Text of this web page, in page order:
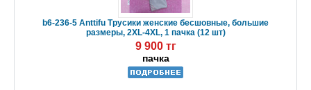
b6-236-5 Anttifu Трусики женские бесшовные, большие
размеры, 2XL-4XL, 1 пачка (12 шт)
9 900 тг
пачка